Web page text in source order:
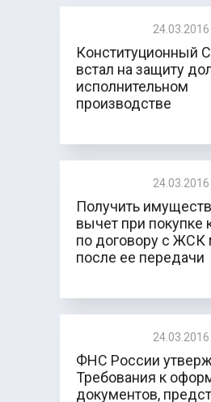
24.03.2016
Конституционный
встал на защиту
исполнительном
производстве
24.03.2016
Получить
вычет при покупке
по договору с
после ее передачи
24.03.2016
ФНС России
Требования к
документов,